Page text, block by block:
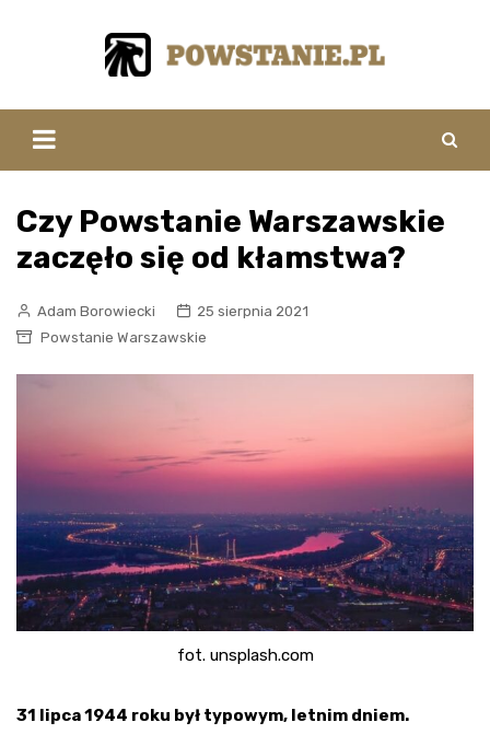
Czy Powstanie Warszawskie
zaczęło się od kłamstwa?
Adam Borowiecki
25 sierpnia 2021
Powstanie Warszawskie
fot. unsplash.com
31 lipca 1944 roku był typowym, letnim dniem.